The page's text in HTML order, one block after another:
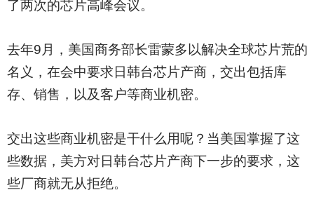
了两次的芯片高峰会议。
去年9月，美国商务部长雷蒙多以解决全球芯片荒的
名义，在会中要求日韩台芯片产商，交出包括库
存、销售，以及客户等商业机密。
交出这些商业机密是干什么用呢？当美国掌握了这
些数据，美方对日韩台芯片产商下一步的要求，这
些厂商就无从拒绝。